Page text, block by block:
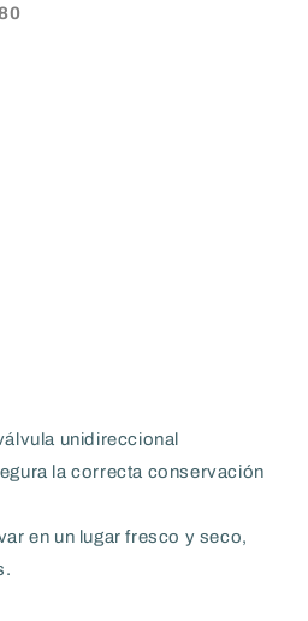
unidireccional
la correcta conservación
en un lugar fresco y seco,